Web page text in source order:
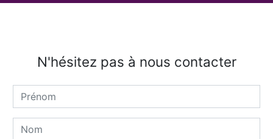
N'hésitez pas à nous contacter